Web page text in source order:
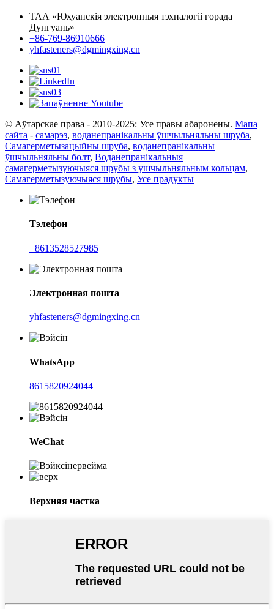
ТАА «Юхуанскія электронныя тэхналогіі горада
Дунгуань»
+86-769-86910666
yhfasteners@dgmingxing.cn
© Аўтарскае права - 2010-2025: Усе правы абаронены. Мапа
сайта - самарэз, воданепранікальны ўшчыльняльны шруба,
Самагерметызацыйны шруба, воданепранікальны
ўшчыльняльны болт, Воданепранікальныя
самагерметызуючыяся шрубы з ушчыльняльным кольцам,
Самагерметызуючыяся шрубы, Усе прадукты
Тэлефон
+8613528527985
Электронная пошта
yhfasteners@dgmingxing.cn
WhatsApp
8615820924044
WeChat
Верхняя частка